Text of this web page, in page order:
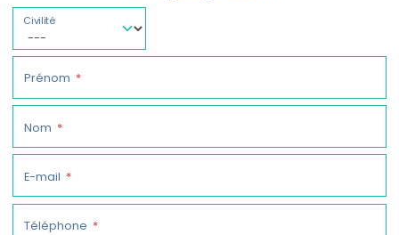
Civilité
Prénom
Nom
E-mail
Téléphone